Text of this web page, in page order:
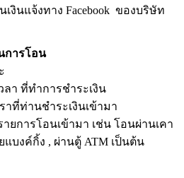
จ้งทาง Facebook ของบริษัท
การโอน
ที่ทำการชำระเงิน
านชำระเงินเข้ามา
รโอนเข้ามา เช่น โอนผ่านเคา
บงค์กิ้ง , ผ่านตู้ ATM เป็นต้น